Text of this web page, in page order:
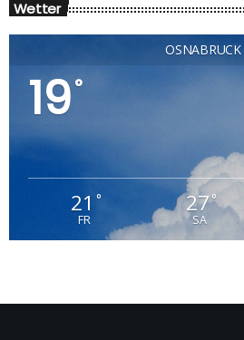
Wetter
OSNABRÜCK
19°
21 °
FR
27°
SA